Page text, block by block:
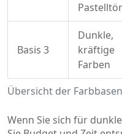
Übersicht der
Basis 3
Dunkle,
kräftige
Farben
Wenn Sie sich für